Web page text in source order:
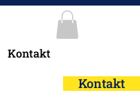
Kontakt
Kontakt